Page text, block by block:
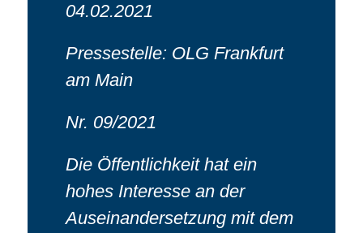
04.02.2021
Pressestelle: OLG Frankfurt
am Main
Nr. 09/2021
Die Öffentlichkeit hat ein
hohes Interesse an der
Auseinandersetzung mit dem